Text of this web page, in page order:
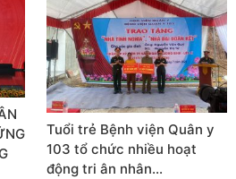
Tuổi trẻ Bệnh viện Quân y
103 tổ chức nhiều hoạt
động tri ân nhân…